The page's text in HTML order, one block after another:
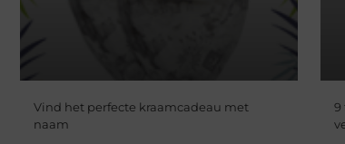
Vind het perfecte kraamcadeau met
naam
9